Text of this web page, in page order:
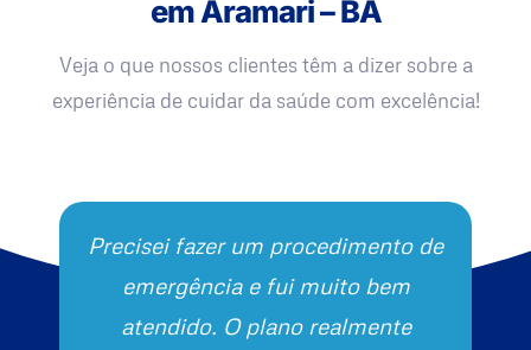
em Aramari – BA
Veja o que nossos clientes têm a dizer sobre a
experiência de cuidar da saúde com excelência!
Precisei fazer um procedimento de
emergência e fui muito bem
atendido. O plano realmente